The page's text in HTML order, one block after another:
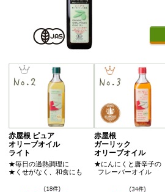
赤屋根 ピュア
オリーブオイル
ライト
赤屋根
ガーリック
オリーブオイル
★毎日の過熱調理に
★くせがなく、和食にも
★にんにくと唐辛子の
フレーバーオイル